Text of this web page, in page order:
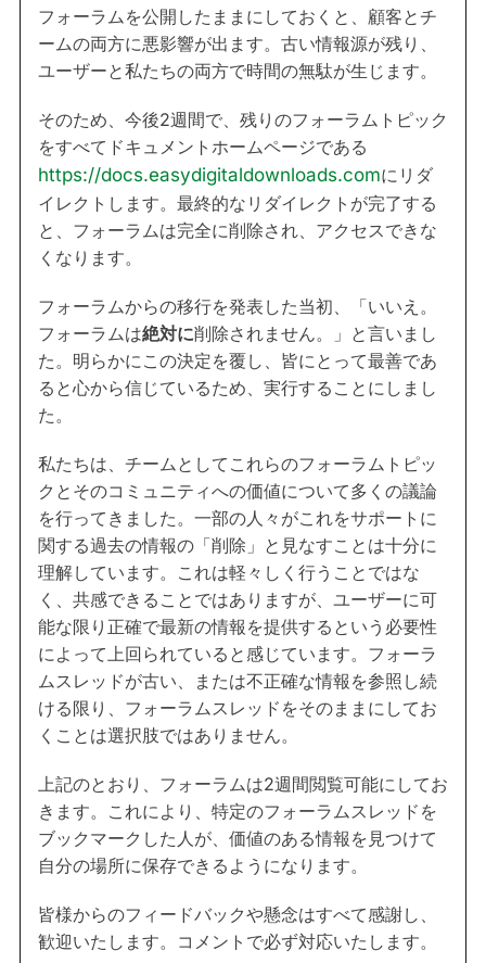
フォーラムを公開したままにしておくと、顧客とチ
ームの両方に悪影響が出ます。古い情報源が残り、
ユーザーと私たちの両方で時間の無駄が生じます。
そのため、今後2週間で、残りのフォーラムトピック
をすべてドキュメントホームページである
https://docs.easydigitaldownloads.comにリダ
イレクトします。最終的なリダイレクトが完了する
と、フォーラムは完全に削除され、アクセスできな
くなります。
フォーラムからの移行を発表した当初、「いいえ。
フォーラムは絶対に削除されません。」と言いまし
た。明らかにこの決定を覆し、皆にとって最善であ
ると心から信じているため、実行することにしまし
た。
私たちは、チームとしてこれらのフォーラムトピッ
クとそのコミュニティへの価値について多くの議論
を行ってきました。一部の人々がこれをサポートに
関する過去の情報の「削除」と見なすことは十分に
理解しています。これは軽々しく行うことではな
く、共感できることではありますが、ユーザーに可
能な限り正確で最新の情報を提供するという必要性
によって上回られていると感じています。フォーラ
ムスレッドが古い、または不正確な情報を参照し続
ける限り、フォーラムスレッドをそのままにしてお
くことは選択肢ではありません。
上記のとおり、フォーラムは2週間閲覧可能にしてお
きます。これにより、特定のフォーラムスレッドを
ブックマークした人が、価値のある情報を見つけて
自分の場所に保存できるようになります。
皆様からのフィードバックや懸念はすべて感謝し、
歓迎いたします。コメントで必ず対応いたします。